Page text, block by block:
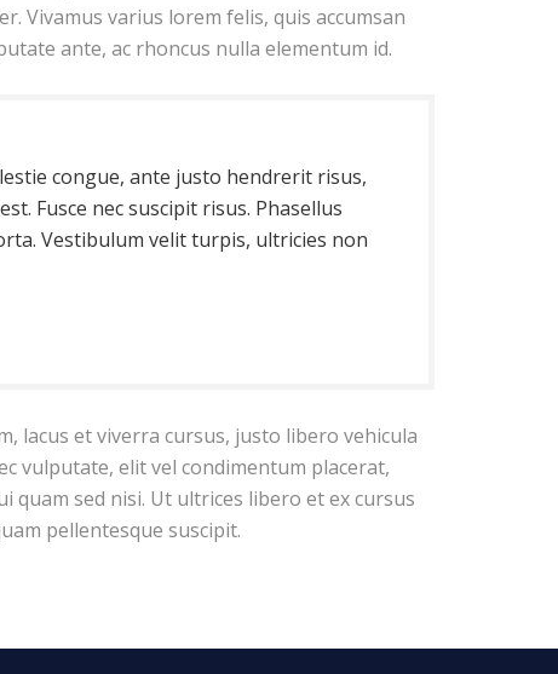
Vivamus varius lorem felis, quis accumsan
ante, ac rhoncus nulla elementum id.
congue, ante justo hendrerit risus,
Fusce nec suscipit risus. Phasellus
Vestibulum velit turpis, ultricies non
lacus et viverra cursus, justo libero vehicula
vulputate, elit vel condimentum placerat,
quam sed nisi. Ut ultrices libero et ex cursus
pellentesque suscipit.